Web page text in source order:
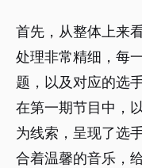
首先，从整体上来
处理非常精细，每
题，以及对应的选
在第一期节目中，
为线索，呈现了选
合着温馨的音乐，